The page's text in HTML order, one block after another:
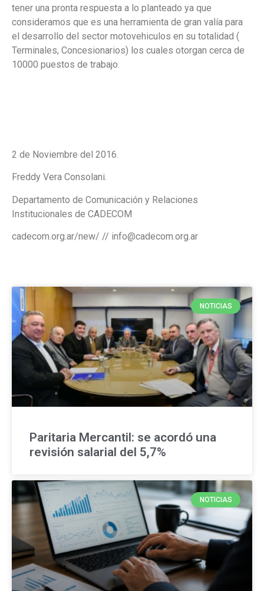
tener una pronta respuesta a lo planteado ya que
consideramos que es una herramienta de gran valía para
el desarrollo del sector motovehiculos en su totalidad (
Terminales, Concesionarios) los cuales otorgan cerca de
10000 puestos de trabajo.
2 de Noviembre del 2016.
Freddy Vera Consolani.
Departamento de Comunicación y Relaciones
Institucionales de CADECOM
cadecom.org.ar/new/ // info@cadecom.org.ar
NOTICIAS
Paritaria Mercantil: se acordó una
revisión salarial del 5,7%
NOTICIAS